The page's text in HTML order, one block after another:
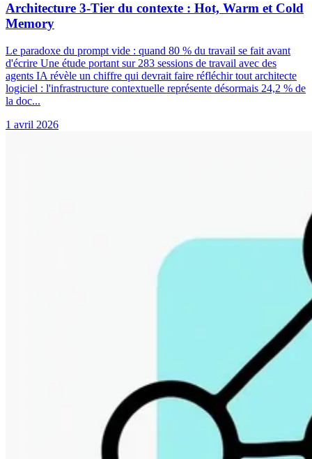
Architecture 3-Tier du contexte : Hot, Warm et Cold
Memory
Le paradoxe du prompt vide : quand 80 % du travail se fait avant
d'écrire Une étude portant sur 283 sessions de travail avec des
agents IA révèle un chiffre qui devrait faire réfléchir tout architecte
logiciel : l'infrastructure contextuelle représente désormais 24,2 % de
la doc...
1 avril 2026